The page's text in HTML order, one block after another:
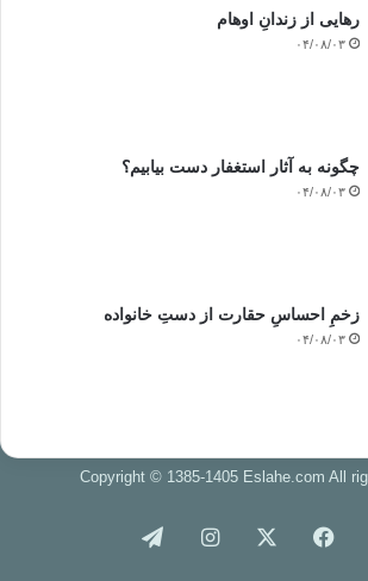
رهایی از زندانِ اوهام
۰۴/۰۸/۰۳
چگونه به آثار استغفار دست بیابیم؟
۰۴/۰۸/۰۳
زخمِ احساسِ حقارت از دستِ خانواده
۰۴/۰۸/۰۳
Copyright © 1385-1405 Eslahe.com All
خوراک فیس اینستاگرام